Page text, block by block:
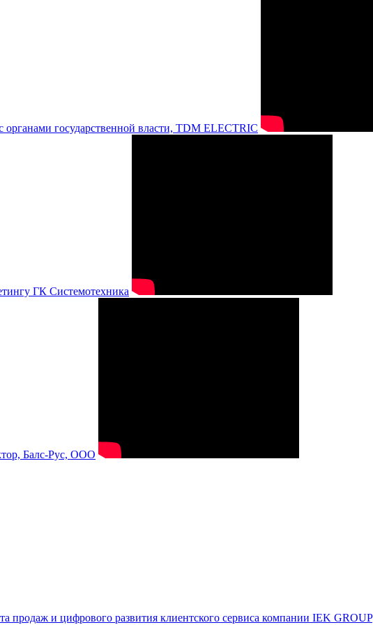
органами государственной власти, TDM ELECTRIC
ГК Системотехника
Балс-Рус, ООО
продаж и цифрового развития клиентского сервиса компании IEK GROUP